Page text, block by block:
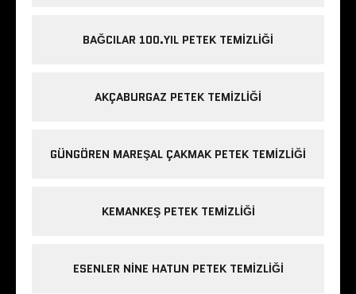
BAĞCILAR 100.YIL PETEK TEMIZLIĞI
AKÇABURGAZ PETEK TEMIZLIĞI
GÜNGÖREN MAREŞAL ÇAKMAK PETEK TEMIZLIĞI
KEMANKEŞ PETEK TEMIZLIĞI
ESENLER NINE HATUN PETEK TEMIZLIĞI